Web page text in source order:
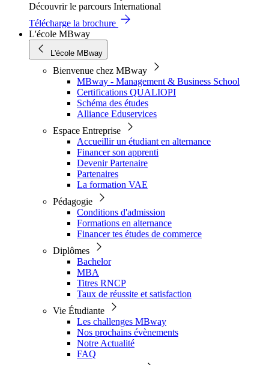
Découvrir le parcours International
Télécharge la brochure
L'école MBway
L'école MBway
Bienvenue chez MBway
MBway - Management & Business School
Certifications QUALIOPI
Schéma des études
Alliance Eduservices
Espace Entreprise
Accueillir un étudiant en alternance
Financer son apprenti
Devenir Partenaire
Partenaires
La formation VAE
Pédagogie
Conditions d'admission
Formations en alternance
Financer tes études de commerce
Diplômes
Bachelor
MBA
Titres RNCP
Taux de réussite et satisfaction
Vie Étudiante
Les challenges MBway
Nos prochains évènements
Notre Actualité
FAQ